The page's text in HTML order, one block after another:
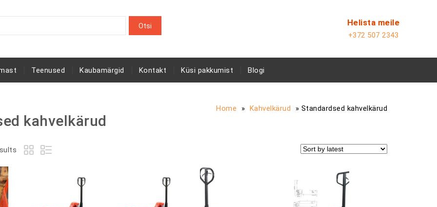
Helista meile
+372 507 2343
Teenused Kaubamärgid Kontakt Küsi pakkumist Blogi
Home » Kahvelkärud » Standardsed kahvelkärud
kahvelkärud